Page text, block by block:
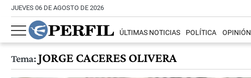
JUEVES 06 DE AGOSTO DE 2026
ÚLTIMAS NOTICIAS POLÍTICA OPINIÓN
Tema:JORGE CACERES OLIVERA